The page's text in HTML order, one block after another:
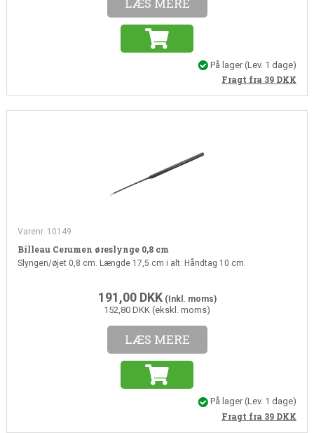
På lager(Lev. 1 dage)
Fragt fra 39 DKK
Varenr. 10149
Billeau Cerumen øreslynge 0,8 cm
Slyngen/øjet 0,8 cm. Længde 17,5 cm i alt. Håndtag 10 cm.
191,00 DKK(Inkl. moms)
152,80 DKK (ekskl. moms)
LÆS MERE
På lager(Lev. 1 dage)
Fragt fra 39 DKK